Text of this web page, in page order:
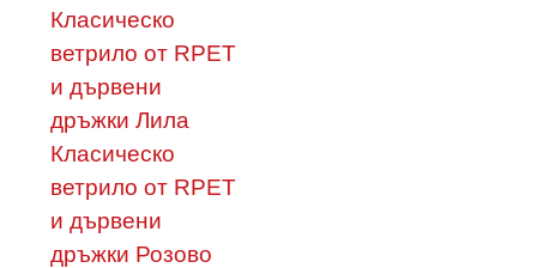
Класическо
ветрило от RPET
и дървени
дръжки Лила
Класическо
ветрило от RPET
и дървени
дръжки Розово